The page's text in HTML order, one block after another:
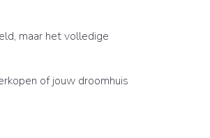
maar het volledige
of jouw droomhuis